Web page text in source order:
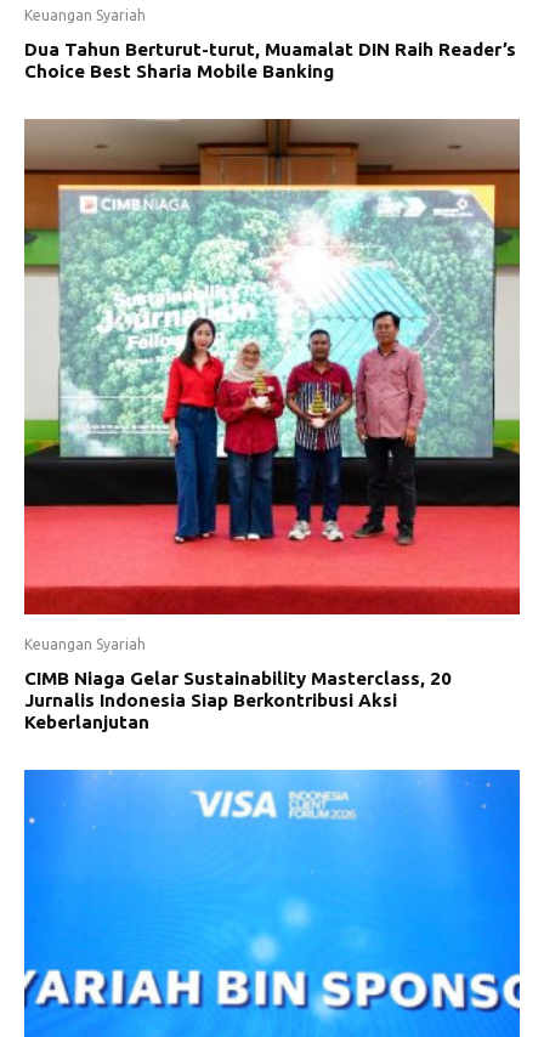
Keuangan Syariah
Dua Tahun Berturut-turut, Muamalat DIN Raih Reader’s
Choice Best Sharia Mobile Banking
Keuangan Syariah
CIMB Niaga Gelar Sustainability Masterclass, 20
Jurnalis Indonesia Siap Berkontribusi Aksi
Keberlanjutan